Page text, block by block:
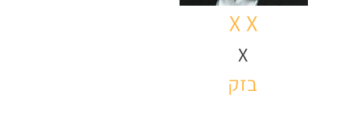
X X
X
בזק